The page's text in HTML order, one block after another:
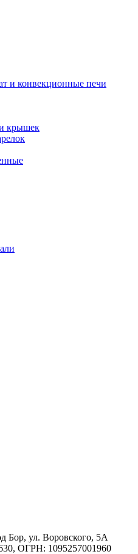
и конвекционные печи
крышек
Бор, ул. Воровского, 5А
ОГРН: 1095257001960